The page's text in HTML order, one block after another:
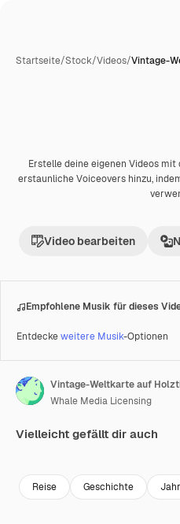
Startseite/Stock/Videos/Vintage-
PremiumKI-generiert
Erstelle deine eigenen Videos mit
erstaunliche Voiceovers hinzu,
Video bearbeiten
Empfohlene Musik für dieses
Entdeckeweitere Musik-Optionen
Vintage-Weltkarte auf
Whale Media Licensing
Vielleicht gefällt dir auch
Reise Geschichte